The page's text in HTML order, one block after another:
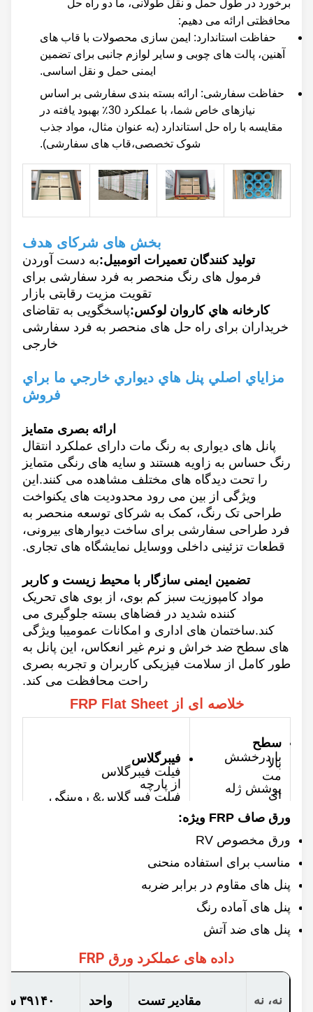
برخورد در طول حمل و نقل طولانی، ما دو راه حل
محافظتی ارائه می دهیم:
حفاظت استاندارد: ایمن سازی محصولات با قاب های
آهنین، پالت های چوبی و سایر لوازم جانبی برای تضمین
ایمنی حمل و نقل اساسی.
حفاظت سفارشی: ارائه بسته بندی سفارشی بر اساس
نیازهای خاص شما، با عملکرد 30٪ بهبود یافته در
مقایسه با راه حل استاندارد (به عنوان مثال، مواد جذب
شوک تخصصی،قاب های سفارشی).
بخش های شرکای هدف
تولید کنندگان تعمیرات اتومبیل:به دست آوردن
فرمول های رنگ منحصر به فرد سفارشی برای
تقویت مزیت رقابتی بازار
کارخانه هاي کاروان لوکس:پاسخگویی به تقاضای
خریداران برای راه حل های منحصر به فرد سفارشی
خارجی
مزاياي اصلي پنل هاي ديواري خارجي ما براي
فروش
ارائه بصری متمایز
پانل های دیواری به رنگ مات دارای عملکرد انتقال
رنگ حساس به زاویه هستند و سایه های رنگی متمایز
را تحت دیدگاه های مختلف مشاهده می کنند.این
ویژگی از بین می رود محدودیت های یکنواخت
طراحی تک رنگ، کمک به شرکای توسعه منحصر به
فرد طراحی سفارشی برای ساخت دیوارهای بیرونی،
قطعات تزئینی داخلی ووسایل نمایشگاه های تجاری.
تضمین ایمنی سازگار با محیط زیست و کاربر
مواد کامپوزیت سبز کم بوی، از بوی های تحریک
کننده شدید در فضاهای بسته جلوگیری می
کند.ساختمان های اداری و امکانات عمومیبا ویژگی
های سطح ضد خراش و نرم غیر انعکاس، این پانل به
طور کامل از سلامت فیزیکی کاربران و تجربه بصری
راحت محافظت می کند.
خلاصه ای از FRP Flat Sheet
سطح
با درخشش
پوشش ژله
ژله ای
سفارشی
صاف
سخت
فیبرگلاس
فیلت فیبرگلاس
از پارچه
فیلت فیبرگلاس& روبینگی
با پارچه
ضخامت
0.8 تا 10 میلی متر
حداکثر عرض
۳۵۰۰ میلی متر
طول
سفارشی
ورق صاف FRP ویژه:
ورق مخصوص RV
مناسب برای استفاده منحنی
پنل های مقاوم در برابر ضربه
پنل های آماده رنگ
پنل های ضد آتش
داده های عملکرد ورق FRP
نه، نه مقادیر تست واحد ۳۹۱۴۰ سری